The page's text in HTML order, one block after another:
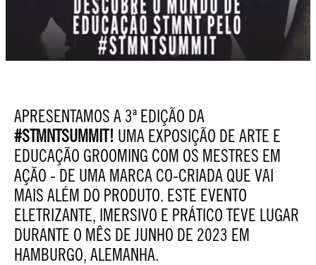
APRESENTAMOS A 3ª EDIÇÃO DA
#STMNTSUMMIT! UMA EXPOSIÇÃO DE ARTE E
EDUCAÇÃO GROOMING COM OS MESTRES EM
AÇÃO - DE UMA MARCA CO-CRIADA QUE VAI
MAIS ALÉM DO PRODUTO. ESTE EVENTO
ELETRIZANTE, IMERSIVO E PRÁTICO TEVE LUGAR
DURANTE O MÊS DE JUNHO DE 2023 EM
HAMBURGO, ALEMANHA.